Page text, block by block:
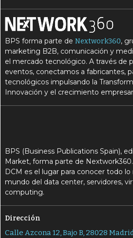
BPS forma parte deNextwork360,
marketing B2B, comunicación y
el mercado tecnológico. A través de
eventos, conectamos a fabricantes,
tecnológicos impulsando la
Innovación y el crecimiento
BPS (Business Publications Spain),
Market, forma parte de Nextwork360.
DCM es el lugar para conocer todo
mundo del data center, servidores,
computing.
Dirección
Calle Azcona 12, Bajo B, 28028